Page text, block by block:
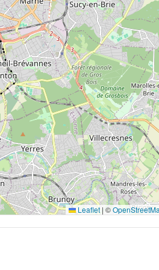
Leaflet | ©